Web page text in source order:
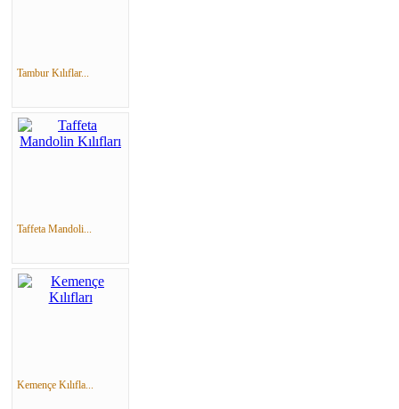
Tambur Kılıflar...
Taffeta Mandoli...
Kemençe Kılıfla...